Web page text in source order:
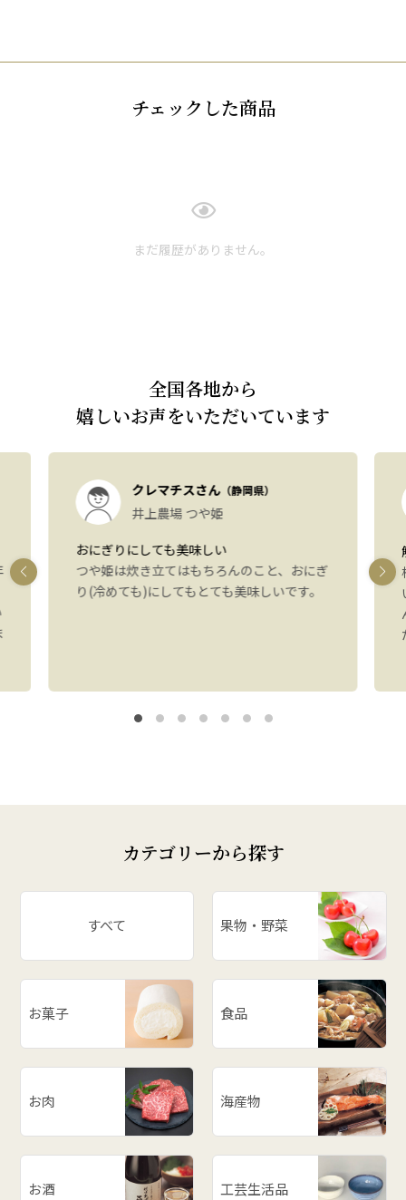
チェックした商品
まだ履歴がありません。
全国各地から
嬉しいお声をいただいています
クレマチスさん（静岡県）
井上農場 つや姫
おにぎりにしても美味しい
つや姫は炊き立てはもちろんのこと、おにぎ
り(冷めても)にしてもとても美味しいです。
カテゴリーから探す
すべて 果物・野菜
お菓子 食品
お肉 海産物
お酒 工芸生活品